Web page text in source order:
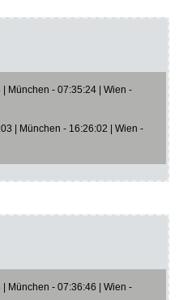
München - 07:35:24 | Wien -
| München - 16:26:02 | Wien -
München - 07:36:46 | Wien -